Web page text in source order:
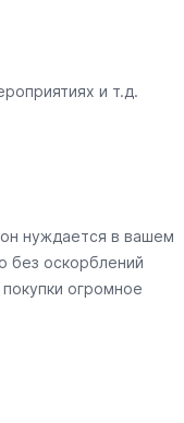
и т.д.
нуждается в вашем
без оскорблений
огромное